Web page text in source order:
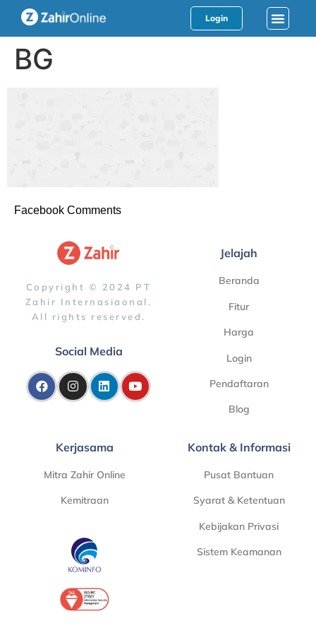
Login
BG
Facebook Comments
Copyright © 2024 PT
Zahir Internasiaonal.
All rights reserved.
Social Media
Jelajah
Beranda
Fitur
Harga
Login
Pendaftaran
Blog
Kerjasama
Mitra Zahir Online
Kemitraan
Kontak & Informasi
Pusat Bantuan
Syarat & Ketentuan
Kebijakan Privasi
Sistem Keamanan